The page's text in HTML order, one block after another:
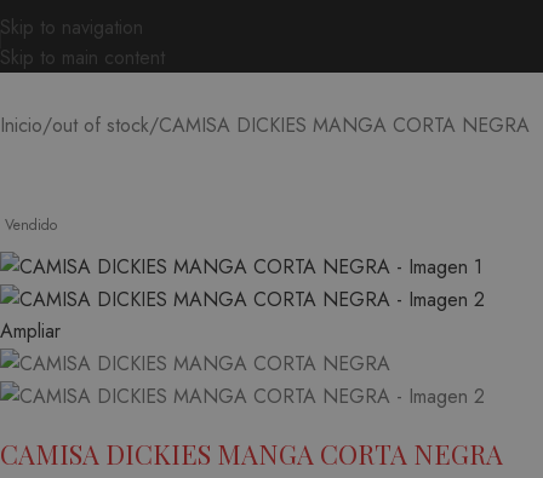
Skip to navigation
Skip to main content
Inicio out of stock CAMISA DICKIES MANGA CORTA NEGRA
Vendido
Ampliar
CAMISA DICKIES MANGA CORTA NEGRA